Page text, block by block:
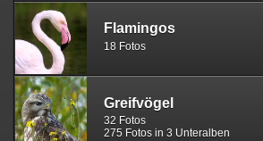
Flamingos
18 Fotos
Greifvögel
32 Fotos
275 Fotos in 3 Unteralben